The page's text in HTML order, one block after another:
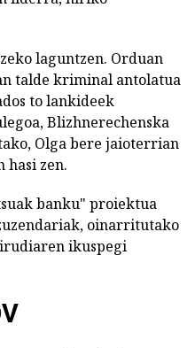
laguntzen. Orduan
talde kriminal antolatua
to lankideek
Blizhnerechenska
Olga bere jaioterrian
hasi zen.
banku" proiektua
oinarritutako
ikuspegi